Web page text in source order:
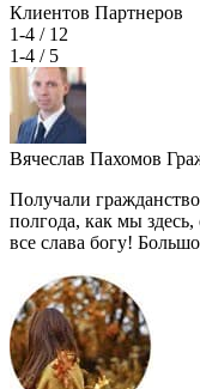
Клиентов Партнеров
1-4 / 12
1-4 / 5
Вячеслав Пахомов
Получали
полгода, как мы
все слава богу!